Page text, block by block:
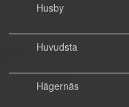
Husby
Huvudsta
Hägernäs